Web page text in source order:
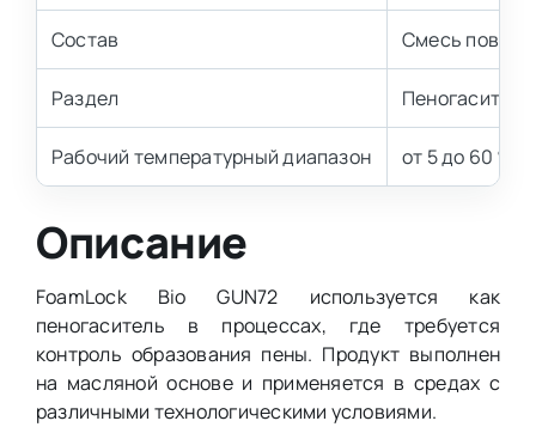
Состав Смесь
Раздел Пеногасители
Рабочий температурный диапазон от 5 до 60 °С
Описание
FoamLock Bio GUN72 используется как
пеногаситель в процессах, где требуется
контроль образования пены. Продукт выполнен
на масляной основе и применяется в средах с
различными технологическими условиями.